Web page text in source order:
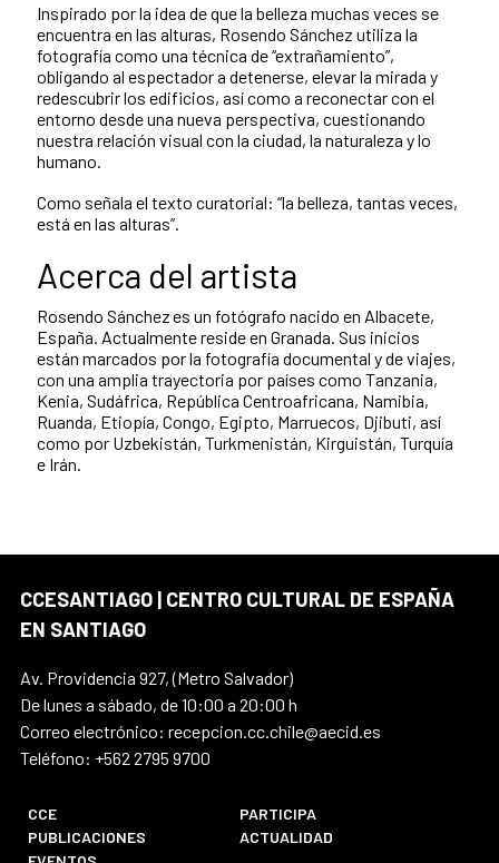
Inspirado por la idea de que la belleza muchas veces se
encuentra en las alturas, Rosendo Sánchez utiliza la
fotografía como una técnica de “extrañamiento”,
obligando al espectador a detenerse, elevar la mirada y
redescubrir los edificios, así como a reconectar con el
entorno desde una nueva perspectiva, cuestionando
nuestra relación visual con la ciudad, la naturaleza y lo
humano.
Como señala el texto curatorial: “la belleza, tantas veces,
está en las alturas”.
Acerca del artista
Rosendo Sánchez es un fotógrafo nacido en Albacete,
España. Actualmente reside en Granada. Sus inicios
están marcados por la fotografía documental y de viajes,
con una amplia trayectoria por países como Tanzania,
Kenia, Sudáfrica, República Centroafricana, Namibia,
Ruanda, Etiopía, Congo, Egipto, Marruecos, Djibuti, así
como por Uzbekistán, Turkmenistán, Kirguistán, Turquía
e Irán.
CCESANTIAGO | CENTRO CULTURAL DE ESPAÑA
EN SANTIAGO
Av. Providencia 927, (Metro Salvador)
De lunes a sábado, de 10:00 a 20:00 h
Correo electrónico: recepcion.cc.chile@aecid.es
Teléfono: +562 2795 9700
CCE
PARTICIPA
PUBLICACIONES
ACTUALIDAD